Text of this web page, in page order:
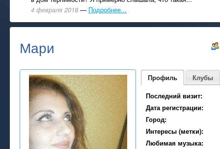
4 февраля 2018 — Подробнее...
Мари
Профиль
Клубы
Последний визит:
Дата регистрации:
Город:
Интересы (метки):
Любимая музыка: